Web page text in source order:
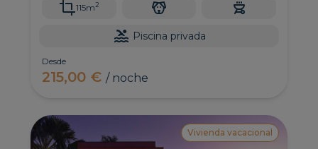
115m2
Piscina privada
Desde
215,00 €/ noche
Vivienda vacacional